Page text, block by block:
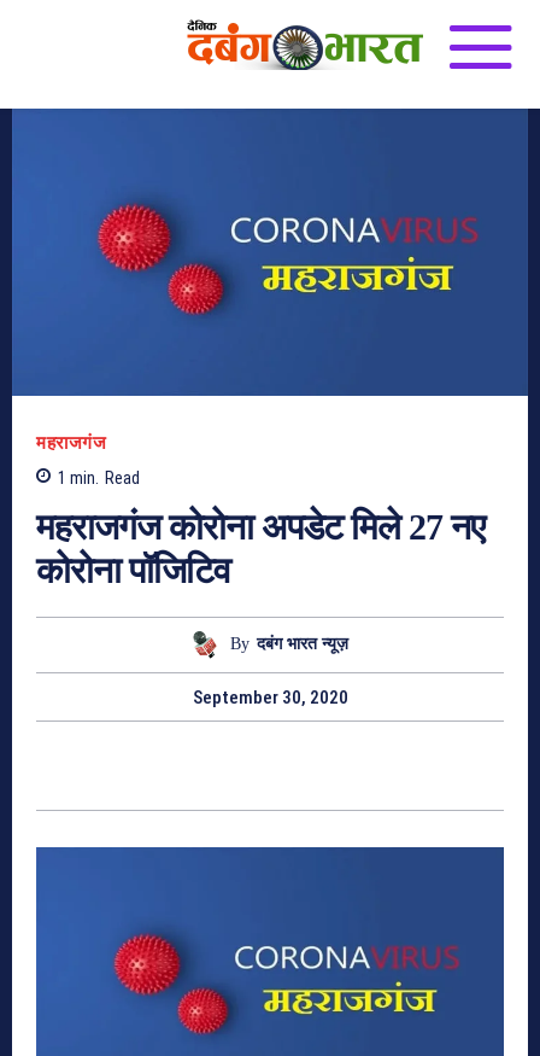
महराजगंज
1 min. Read
महराजगंज कोरोना अपडेट मिले 27 नए
कोरोना पॉजिटिव
By दबंग भारत न्यूज़
September 30, 2020